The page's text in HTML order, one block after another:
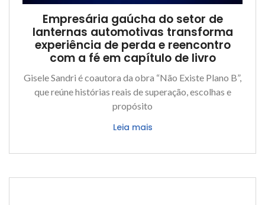
Empresária gaúcha do setor de
lanternas automotivas transforma
experiência de perda e reencontro
com a fé em capítulo de livro
Gisele Sandri é coautora da obra “Não Existe Plano B”,
que reúne histórias reais de superação, escolhas e
propósito
Leia mais